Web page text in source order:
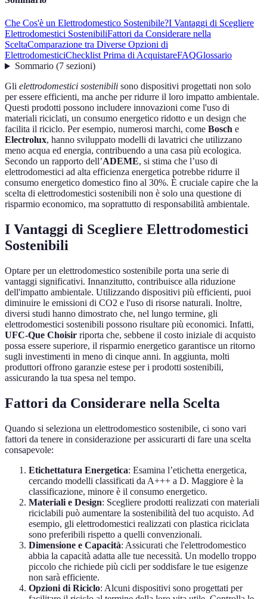
Che Cos'è un Elettrodomestico Sostenibile?I Vantaggi di Scegliere
Elettrodomestici SostenibiliFattori da Considerare nella
SceltaComparazione tra Diverse Opzioni di
ElettrodomesticiChecklist Prima di AcquistareFAQGlossario
Sommario(7 sezioni)
Gli elettrodomestici sostenibili sono dispositivi progettati non solo
per essere efficienti, ma anche per ridurre il loro impatto ambientale.
Questi prodotti possono includere innovazioni come l'uso di
materiali riciclati, un consumo energetico ridotto e un design che
facilita il riciclo. Per esempio, numerosi marchi, come Bosch e
Electrolux, hanno sviluppato modelli di lavatrici che utilizzano
meno acqua ed energia, contribuendo a una casa più ecologica.
Secondo un rapporto dell’ADEME, si stima che l’uso di
elettrodomestici ad alta efficienza energetica potrebbe ridurre il
consumo energetico domestico fino al 30%. È cruciale capire che la
scelta di elettrodomestici sostenibili non è solo una questione di
risparmio economico, ma soprattutto di responsabilità ambientale.
I Vantaggi di Scegliere Elettrodomestici
Sostenibili
Optare per un elettrodomestico sostenibile porta una serie di
vantaggi significativi. Innanzitutto, contribuisce alla riduzione
dell'impatto ambientale. Utilizzando dispositivi più efficienti, puoi
diminuire le emissioni di CO2 e l'uso di risorse naturali. Inoltre,
diversi studi hanno dimostrato che, nel lungo termine, gli
elettrodomestici sostenibili possono risultare più economici. Infatti,
UFC-Que Choisir riporta che, sebbene il costo iniziale di acquisto
possa essere superiore, il risparmio energetico garantisce un ritorno
sugli investimenti in meno di cinque anni. In aggiunta, molti
produttori offrono garanzie estese per i prodotti sostenibili,
assicurando la tua spesa nel tempo.
Fattori da Considerare nella Scelta
Quando si seleziona un elettrodomestico sostenibile, ci sono vari
fattori da tenere in considerazione per assicurarti di fare una scelta
consapevole:
Etichettatura Energetica: Esamina l’etichetta energetica,
cercando modelli classificati da A+++ a D. Maggiore è la
classificazione, minore è il consumo energetico.
Materiali e Design: Scegliere prodotti realizzati con materiali
riciclabili può aumentare la sostenibilità del tuo acquisto. Ad
esempio, gli elettrodomestici realizzati con plastica riciclata
sono preferibili rispetto a quelli convenzionali.
Dimensione e Capacità: Assicurati che l'elettrodomestico
abbia la capacità adatta alle tue necessità. Un modello troppo
piccolo che richiede più cicli per soddisfare le tue esigenze
non sarà efficiente.
Opzioni di Riciclo: Alcuni dispositivi sono progettati per